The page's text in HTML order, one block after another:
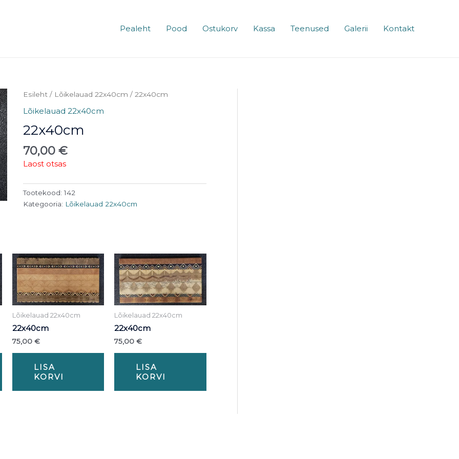
Pealeht Pood Ostukorv Kassa Teenused Galerii Kontakt
Esileht / Lõikelauad 22x40cm / 22x40cm
Lõikelauad 22x40cm
22x40cm
70,00 €
Laost otsas
Tootekood:142
Kategooria: Lõikelauad 22x40cm
Lõikelauad 22x40cm
22x40cm
75,00 €
LISA
KORVI
Lõikelauad 22x40cm
22x40cm
75,00€
LISA
KORVI